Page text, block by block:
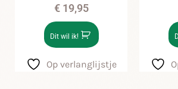
€19,95
Dit wil ik!
Op verlanglijstje